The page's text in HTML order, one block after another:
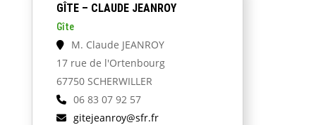
GÎTE – CLAUDE JEANROY
Gîte
M. Claude JEANROY
17 rue de l'Ortenbourg
67750 SCHERWILLER
06 83 07 92 57
gitejeanroy@sfr.fr